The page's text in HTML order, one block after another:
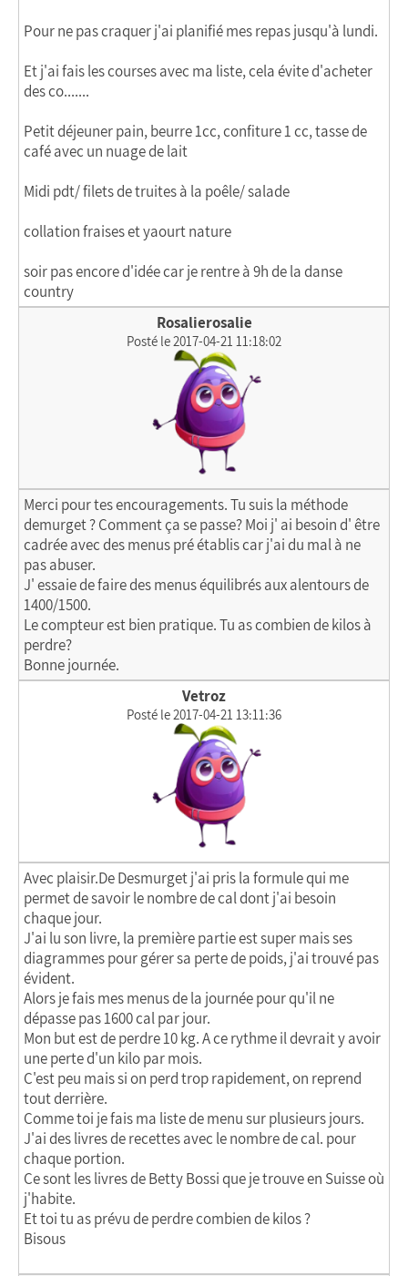
Pour ne pas craquer j'ai planifié mes repas jusqu'à lundi.
Et j'ai fais les courses avec ma liste, cela évite d'acheter
des co.......
Petit déjeuner pain, beurre 1cc, confiture 1 cc, tasse de
café avec un nuage de lait
Midi pdt/ filets de truites à la poêle/ salade
collation fraises et yaourt nature
soir pas encore d'idée car je rentre à 9h de la danse
country
Rosalierosalie
Posté le 2017-04-21 11:18:02
Merci pour tes encouragements. Tu suis la méthode
demurget ? Comment ça se passe? Moi j' ai besoin d' être
cadrée avec des menus pré établis car j'ai du mal à ne
pas abuser.
J' essaie de faire des menus équilibrés aux alentours de
1400/1500.
Le compteur est bien pratique. Tu as combien de kilos à
perdre?
Bonne journée.
Vetroz
Posté le 2017-04-21 13:11:36
Avec plaisir.De Desmurget j'ai pris la formule qui me
permet de savoir le nombre de cal dont j'ai besoin
chaque jour.
J'ai lu son livre, la première partie est super mais ses
diagrammes pour gérer sa perte de poids, j'ai trouvé pas
évident.
Alors je fais mes menus de la journée pour qu'il ne
dépasse pas 1600 cal par jour.
Mon but est de perdre 10 kg. A ce rythme il devrait y avoir
une perte d'un kilo par mois.
C'est peu mais si on perd trop rapidement, on reprend
tout derrière.
Comme toi je fais ma liste de menu sur plusieurs jours.
J'ai des livres de recettes avec le nombre de cal. pour
chaque portion.
Ce sont les livres de Betty Bossi que je trouve en Suisse où
j'habite.
Et toi tu as prévu de perdre combien de kilos ?
Bisous